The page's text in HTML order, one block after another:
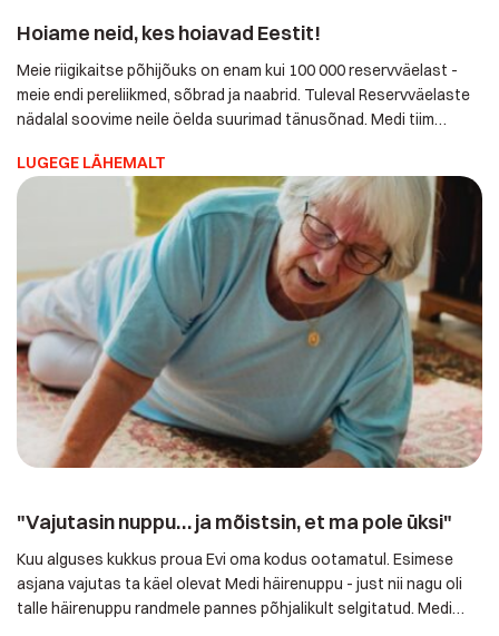
Hoiame neid, kes hoiavad Eestit!
Meie riigikaitse põhijõuks on enam kui 100 000 reservväelast -
meie endi pereliikmed, sõbrad ja naabrid. Tuleval Reservväelaste
nädalal soovime neile öelda suurimad tänusõnad. Medi tiim
korda kampaanias, sest usume, et tõeline turvatunne algab
kodust. Selleks, et Sinu südames oleks rahu ka siis, kui panustad
riigikaitsesse või […]
LUGEGE LÄHEMALT
"Vajutasin nuppu… ja mõistsin, et ma pole üksi"
Kuu alguses kukkus proua Evi oma kodus ootamatul. Esimese
asjana vajutas ta käel olevat Medi häirenuppu - just nii nagu oli
talle häirenuppu randmele pannes põhjalikult selgitatud. Medi